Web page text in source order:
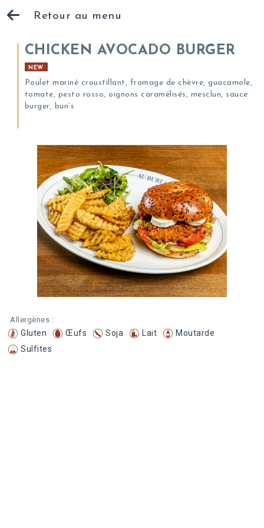
Retour au menu
CHICKEN AVOCADO BURGER
NEW
Poulet mariné croustillant, fromage de chèvre, guacamole,
tomate, pesto rosso, oignons caramélisés, mesclun, sauce
burger, bun’s
Allergènes :
Gluten Œufs Soja Lait
Moutarde
Sulfites